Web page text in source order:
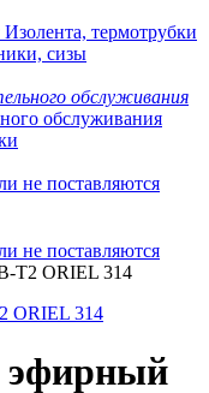
Изолента, термотрубки
сизы
обслуживания
не поставляются
не поставляются
T2 ORIEL 314
эфирный